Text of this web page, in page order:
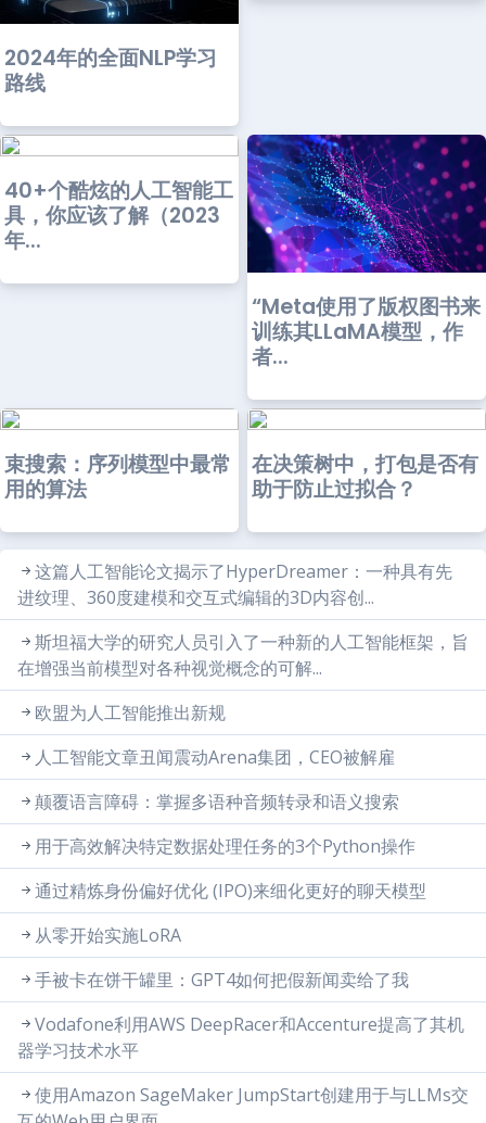
2024年的全面NLP学习
路线
40+个酷炫的人工智能工
具，你应该了解（2023
年...
“Meta使用了版权图书来
训练其LLaMA模型，作
者...
束搜索：序列模型中最常
用的算法
在决策树中，打包是否有
助于防止过拟合？
这篇人工智能论文揭示了HyperDreamer：一种具有先
进纹理、360度建模和交互式编辑的3D内容创...
斯坦福大学的研究人员引入了一种新的人工智能框架，旨
在增强当前模型对各种视觉概念的可解...
欧盟为人工智能推出新规
人工智能文章丑闻震动Arena集团，CEO被解雇
颠覆语言障碍：掌握多语种音频转录和语义搜索
用于高效解决特定数据处理任务的3个Python操作
通过精炼身份偏好优化 (IPO)来细化更好的聊天模型
从零开始实施LoRA
手被卡在饼干罐里：GPT4如何把假新闻卖给了我
Vodafone利用AWS DeepRacer和Accenture提高了其机
器学习技术水平
使用Amazon SageMaker JumpStart创建用于与LLMs交